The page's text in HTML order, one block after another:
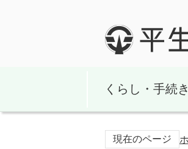
くらし・手続き
現在のページ